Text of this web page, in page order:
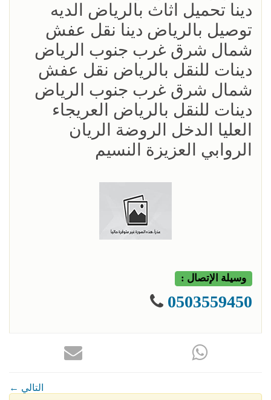
دينا تحميل اثاث بالرياض الديه
توصيل بالرياض دينا نقل عفش
شمال شرق غرب جنوب الرياض
دينات للنقل بالرياض نقل عفش
شمال شرق غرب جنوب الرياض
دينات للنقل بالرياض العريجاء
العليا الدخل الروضة الريان
الروابي العزيزة النسيم
وسيلة الإتصال :
0503559450
← التالي